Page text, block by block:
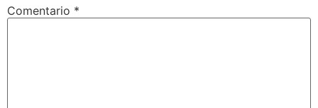
Comentario *